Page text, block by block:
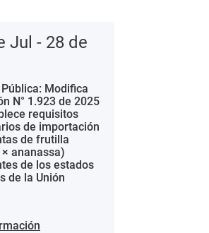
Jul - 28 de
Modifica
N° 1.923 de 2025
requisitos
de importación
de frutilla
ananassa)
de los estados
de la Unión